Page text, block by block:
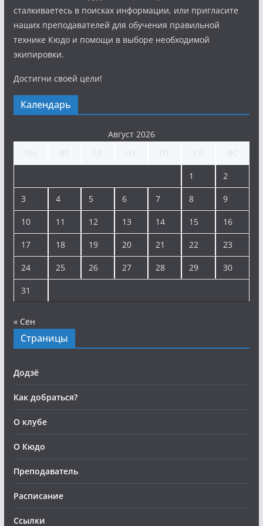
сталкиваетесь в поисках информации, или пригласите
наших преподавателей для обучения правильной
технике Кюдо и помощи в выборе необходимой
экипировки.
Достигни своей цели!
Календарь
Август 2026
1 2
3 4 5 6 7 8 9
10 11 12 13 14 15 16
17 18 19 20 21 22 23
24 25 26 27 28 29 30
31
« Сен
Страницы
Додзё
Как добраться?
О клубе
О Кюдо
Преподаватель
Расписание
Ссылки